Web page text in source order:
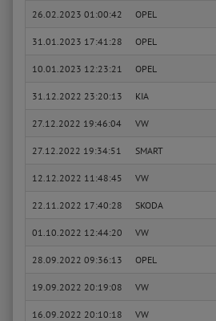
26.02.2023 01:00:42 OPEL
31.01.2023 17:41:28 OPEL
10.01.2023 12:23:21 OPEL
31.12.2022 23:20:13 KIA
27.12.2022 19:46:04 VW
27.12.2022 19:34:51 SMART
12.12.2022 11:48:45 VW
22.11.2022 17:40:28 SKODA
01.10.2022 12:44:20 VW
28.09.2022 09:36:13 OPEL
19.09.2022 20:19:08 VW
16.09.2022 20:10:18 VW